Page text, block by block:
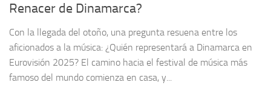
Renacer de Dinamarca?
Con la llegada del otoño, una pregunta resuena entre los
aficionados a la música: ¿Quién representará a Dinamarca en
Eurovisión 2025? El camino hacia el festival de música más
famoso del mundo comienza en casa, y...